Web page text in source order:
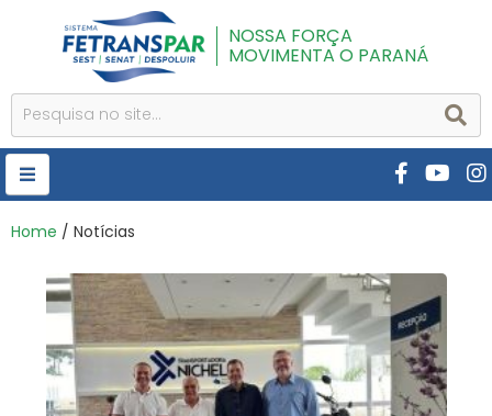
NOSSA FORÇA
MOVIMENTA O PARANÁ
HOME
PUBLICAÇÕES
CURSOS E EVENTOS
SEST SENAT
Home / Notícias